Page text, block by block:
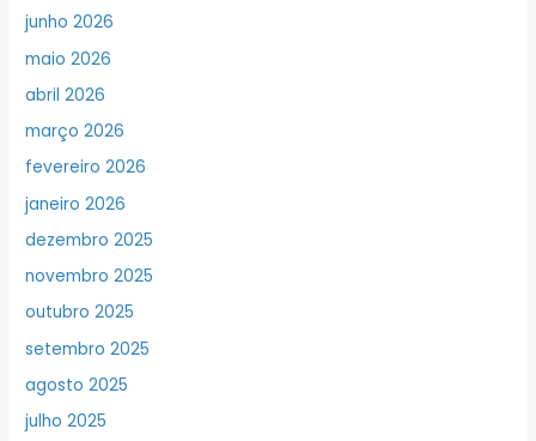
junho 2026
maio 2026
abril 2026
março 2026
fevereiro 2026
janeiro 2026
dezembro 2025
novembro 2025
outubro 2025
setembro 2025
agosto 2025
julho 2025